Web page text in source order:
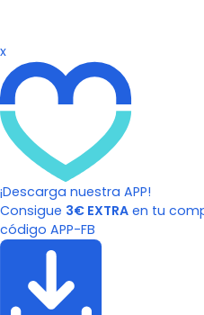
x
¡Descarga nuestra APP!
Consigue 3€ EXTRA en tu
código APP-FB